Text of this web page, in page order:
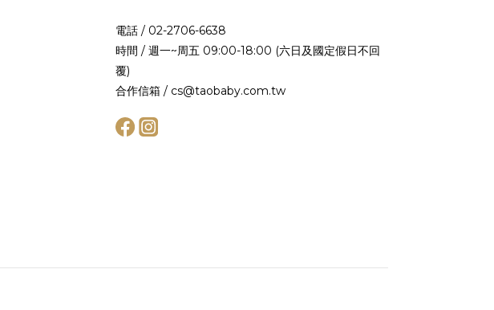
電話 / 02-2706-6638
時間 / 週一~周五 09:00-18:00 (六日及國定假日不回
覆)
合作信箱 / cs@taobaby.com.tw